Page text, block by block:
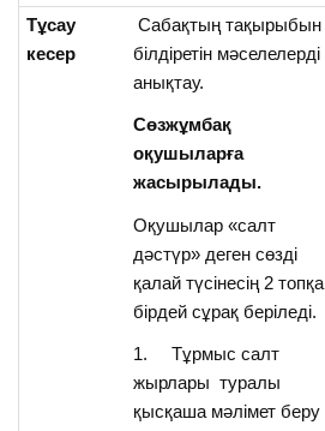
Тұсау
кесер
Сабақтың тақырыбын
білдіретін мәселелерді
анықтау.
Сөзжұмбақ
оқушыларға
жасырылады.
Оқушылар «салт
дәстүр» деген сөзді
қалай түсінесің 2 топқа
бірдей сұрақ беріледі.
1. Тұрмыс салт
жырлары туралы
қысқаша мәлімет беру